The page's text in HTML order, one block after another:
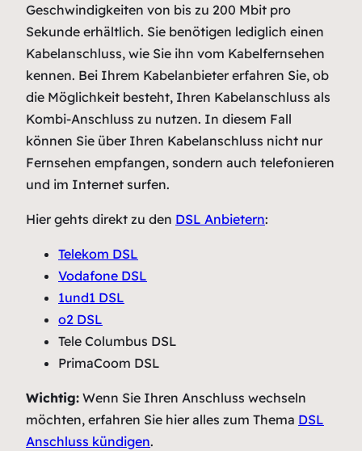
Geschwindigkeiten von bis zu 200 Mbit pro
Sekunde erhältlich. Sie benötigen lediglich einen
Kabelanschluss, wie Sie ihn vom Kabelfernsehen
kennen. Bei Ihrem Kabelanbieter erfahren Sie, ob
die Möglichkeit besteht, Ihren Kabelanschluss als
Kombi-Anschluss zu nutzen. In diesem Fall
können Sie über Ihren Kabelanschluss nicht nur
Fernsehen empfangen, sondern auch telefonieren
und im Internet surfen.
Hier gehts direkt zu den DSL Anbietern:
Telekom DSL
Vodafone DSL
1und1 DSL
o2 DSL
Tele Columbus DSL
PrimaCoom DSL
Wichtig: Wenn Sie Ihren Anschluss wechseln
möchten, erfahren Sie hier alles zum Thema DSL
Anschluss kündigen.